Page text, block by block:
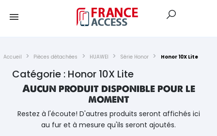
Accueil Pièces détachées HUAWEI Série Honor Honor 10X Lite
Catégorie : Honor 10X Lite
Aucun produit disponible pour le
moment
Restez à l'écoute! D'autres produits seront affichés ici
au fur et à mesure qu'ils seront ajoutés.